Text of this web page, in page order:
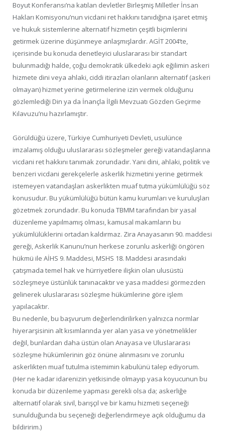
Boyut Konferansı’na katılan devletler Birleşmiş Milletler İnsan
Hakları Komisyonu’nun vicdani ret hakkını tanıdığına işaret etmiş
ve hukuk sistemlerine alternatif hizmetin çeşitli biçimlerini
getirmek üzerine düşünmeye anlaşmışlardır. AGİT 2004’te,
içerisinde bu konuda denetleyici uluslararası bir standart
bulunmadığı halde, çoğu demokratik ülkedeki açık eğilimin askeri
hizmete dini veya ahlaki, ciddi itirazları olanların alternatif (askeri
olmayan) hizmet yerine getirmelerine izin vermek olduğunu
gözlemlediği Din ya da İnançla İlgili Mevzuatı Gözden Geçirme
Kılavuzu’nu hazırlamıştır.
Görüldüğü üzere, Türkiye Cumhuriyeti Devleti, usulünce
imzalamış olduğu uluslararası sözleşmeler gereği vatandaşlarına
vicdani ret hakkını tanımak zorundadır. Yani dini, ahlaki, politik ve
benzeri vicdani gerekçelerle askerlik hizmetini yerine getirmek
istemeyen vatandaşları askerlikten muaf tutma yükümlülüğü söz
konusudur. Bu yükümlülüğü bütün kamu kurumları ve kuruluşları
gözetmek zorundadır. Bu konuda TBMM tarafından bir yasal
düzenleme yapılmamış olması, kamusal makamların bu
yükümlülüklerini ortadan kaldırmaz. Zira Anayasanın 90. maddesi
gereği, Askerlik Kanunu’nun herkese zorunlu askerliği öngören
hükmü ile AİHS 9. Maddesi, MSHS 18. Maddesi arasındaki
çatışmada temel hak ve hürriyetlere ilişkin olan ulusüstü
sözleşmeye üstünlük tanınacaktır ve yasa maddesi görmezden
gelinerek uluslararası sözleşme hükümlerine göre işlem
yapılacaktır.
Bu nedenle, bu başvurum değerlendirilirken yalnızca normlar
hiyerarşisinin alt kısımlarında yer alan yasa ve yönetmelikler
değil, bunlardan daha üstün olan Anayasa ve Uluslararası
sözleşme hükümlerinin göz önüne alınmasını ve zorunlu
askerlikten muaf tutulma istemimin kabulünü talep ediyorum.
(Her ne kadar idarenizin yetkisinde olmayıp yasa koyucunun bu
konuda bir düzenleme yapması gerekli olsa da; askerliğe
alternatif olarak sivil, barışçıl ve bir kamu hizmeti seçeneği
sunulduğunda bu seçeneği değerlendirmeye açık olduğumu da
bildiririm.)